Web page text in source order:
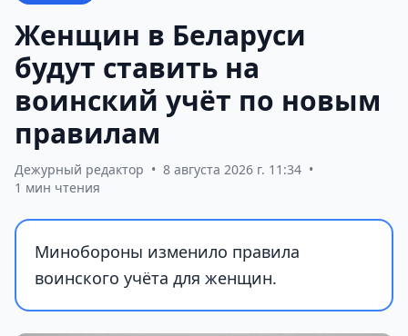
Женщин в Беларуси
будут ставить на
воинский учёт по новым
правилам
Дежурный редактор • 8 августа 2026 г. 11:34 •
1 мин чтения
Минобороны изменило правила
воинского учёта для женщин.